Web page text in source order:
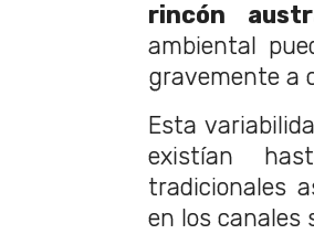
rincón
ambiental
gravemente a
Esta
existían
tradicionales
en los canales